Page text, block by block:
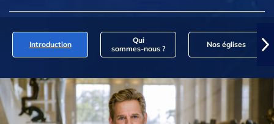
Introduction
Qui
sommes‑nous ?
Nos églises